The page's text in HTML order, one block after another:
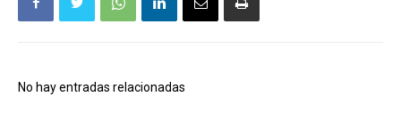
No hay entradas relacionadas